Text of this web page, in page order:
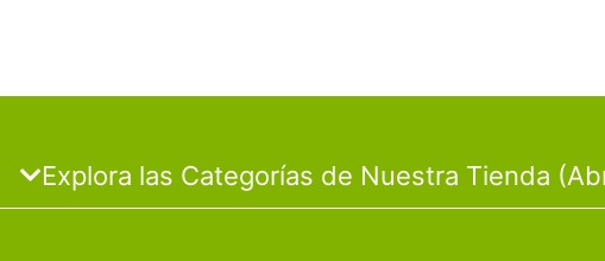
Explora las Categorías de Nuestra Tienda